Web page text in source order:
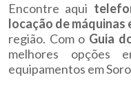
Encontre aqui
locação de máquinas
região. Com o Guia
melhores opções
equipamentos em